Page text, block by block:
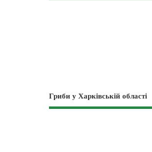
Гриби у Харківській області